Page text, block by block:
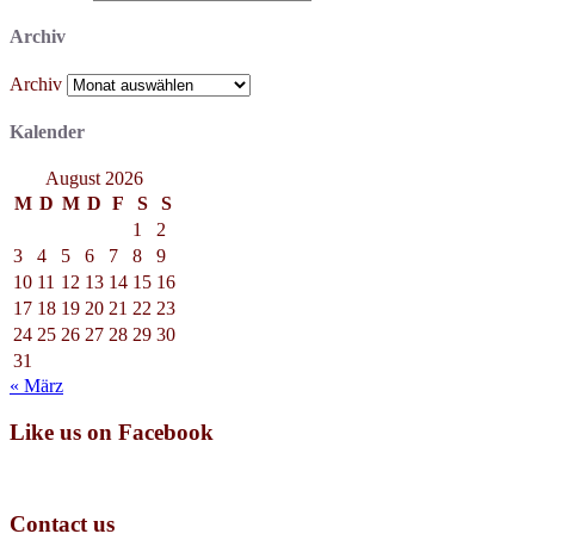
Archiv
Archiv
Kalender
August 2026
M D M D F S
S
1
2
3
4 5 6 7 8
9
10 11 12 13 14 15 16
17 18 19 20 21 22 23
24 25 26 27 28 29 30
31
« März
Like us on Facebook
Contact us